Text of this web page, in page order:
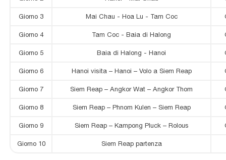
Giorno 3 Mai Chau - Hoa Lu - Tam Coc
Giorno 4 Tam Coc - Baia di Halong
Giorno 5 Baia di Halong - Hanoi
Giorno 6 Hanoi visita – Hanoi – Volo a Siem Reap
Giorno 7 Siem Reap – Angkor Wat – Angkor Thom
Giorno 8 Siem Reap – Phnom Kulen – Siem Reap
Giorno 9 Siem Reap – Kampong Pluck – Rolous
Giorno 10 Siem Reap partenza